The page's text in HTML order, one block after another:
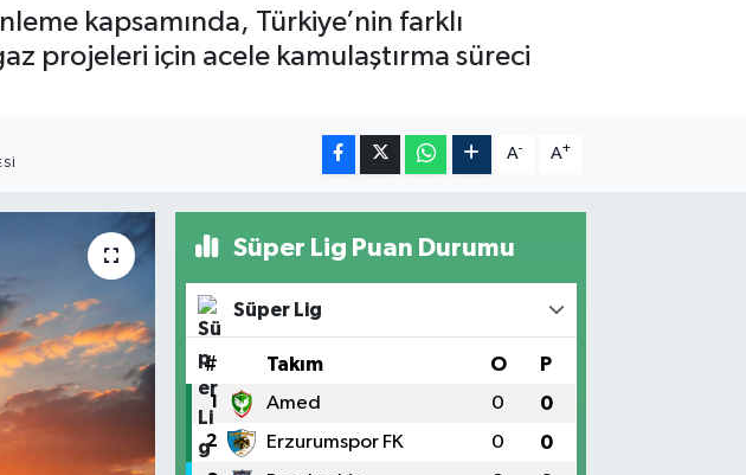
kapsamında, Türkiye’nin farklı
projeleri için acele kamulaştırma süreci
A- A+
Süper Lig Puan Durumu
Süper Lig
# Takım O P
1 Amed 0 0
2 Erzurumspor FK 0 0